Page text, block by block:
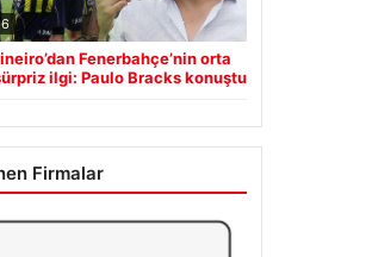
Fenerbahçe’nin orta
ilgi: Paulo Bracks konuştu
Firmalar